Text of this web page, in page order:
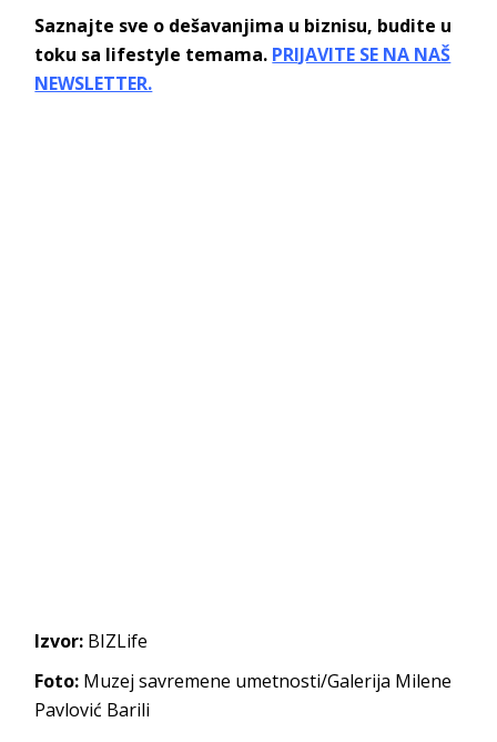
Saznajte sve o dešavanjima u biznisu, budite u
toku sa lifestyle temama. PRIJAVITE SE NA NAŠ
NEWSLETTER.
Izvor: BIZLife
Foto: Muzej savremene umetnosti/Galerija Milene
Pavlović Barili